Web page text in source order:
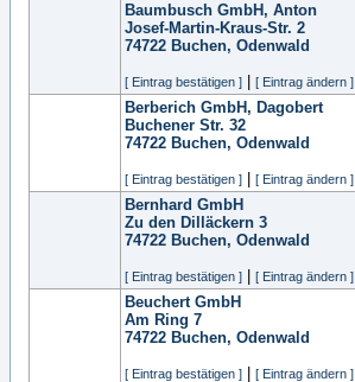
Baumbusch GmbH, Anton
Josef-Martin-Kraus-Str. 2
74722 Buchen, Odenwald
[ Eintrag bestätigen ] [ Eintrag ändern ]
Berberich GmbH, Dagobert
Buchener Str. 32
74722 Buchen, Odenwald
[ Eintrag bestätigen ] [ Eintrag ändern ]
Bernhard GmbH
Zu den Dilläckern 3
74722 Buchen, Odenwald
[ Eintrag bestätigen ] [ Eintrag ändern ]
Beuchert GmbH
Am Ring 7
74722 Buchen, Odenwald
[ Eintrag bestätigen ] [ Eintrag ändern ]